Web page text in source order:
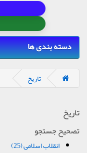
دسته بندی ها
تاریخ
تاریخ
تصحیح جستجو
انقلاب اسلامی (25)